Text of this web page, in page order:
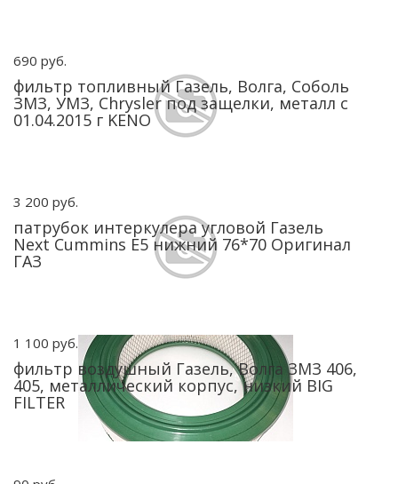
690 руб.
фильтр топливный Газель, Волга, Соболь
ЗМЗ, УМЗ, Chrysler под защелки, металл с
01.04.2015 г KENO
3 200 руб.
патрубок интеркулера угловой Газель
Next Cummins Е5 нижний 76*70 Оригинал
ГАЗ
1 100 руб.
фильтр воздушный Газель, Волга ЗМЗ 406,
405, металлический корпус, низкий BIG
FILTER